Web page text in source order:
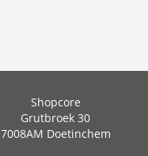
Shopcore
Grutbroek 30
7008AM Doetinchem